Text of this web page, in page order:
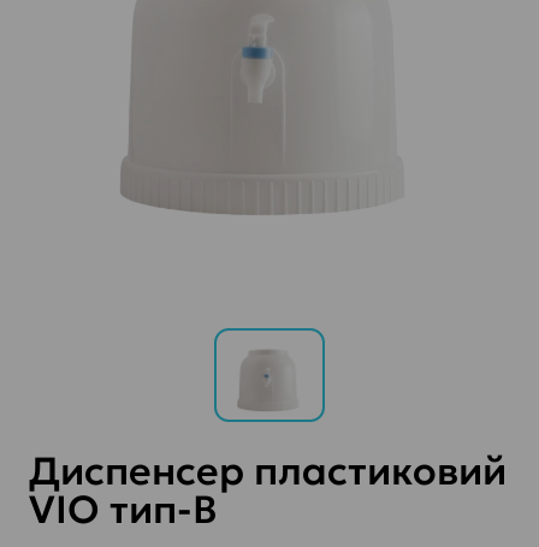
Диспенсер пластиковий
VIO тип-В